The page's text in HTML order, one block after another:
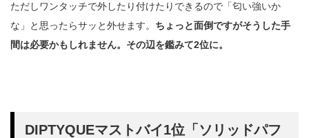
ただしワンタッチで外したり付けたりできるので「匂い強いか
な」と思ったらサッと外せます。 ちょっと面倒ですがそうした手
間は必要かもしれません。その辺を鑑みて2位に。
DIPTYQUEマストバイ1位「ソリッドパフ